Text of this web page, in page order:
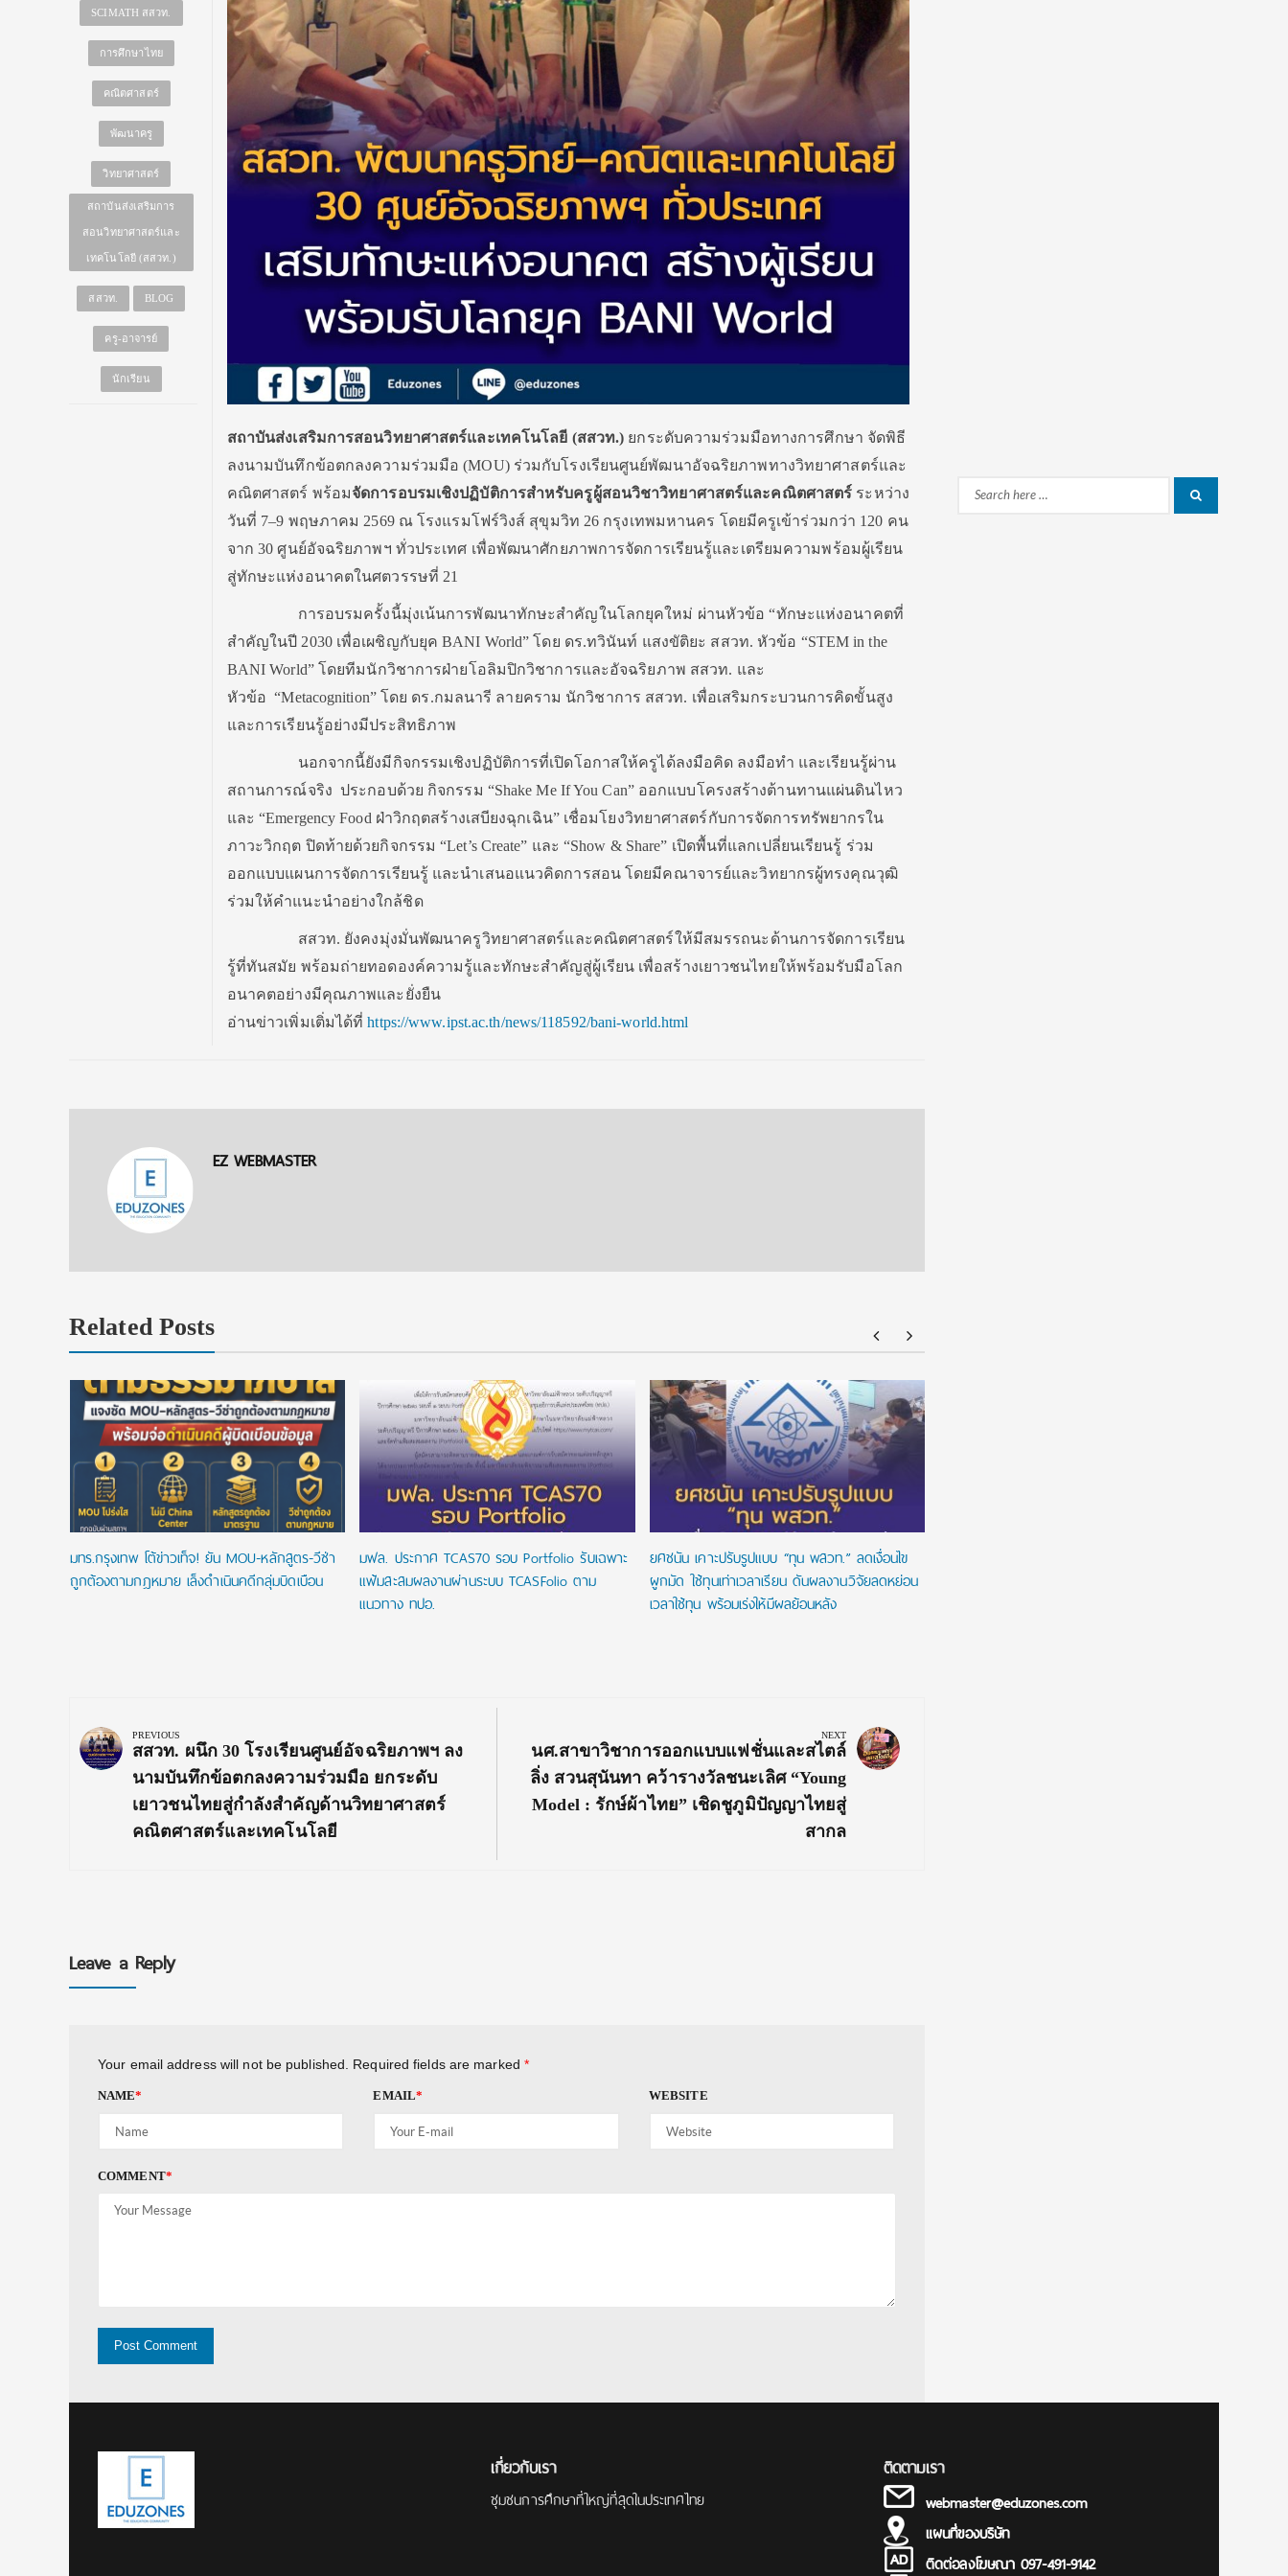
SCIMATH สสวท.
การศึกษาไทย
คณิตศาสตร์
พัฒนาครู
วิทยาศาสตร์
สถาบันส่งเสริมการ
สอนวิทยาศาสตร์และ
เทคโนโลยี (สสวท.)
สสวท. BLOG
ครู-อาจารย์
นักเรียน
สถาบันส่งเสริมการสอนวิทยาศาสตร์และเทคโนโลยี (สสวท.) ยกระดับความร่วมมือทางการศึกษา จัดพิธี
ลงนามบันทึกข้อตกลงความร่วมมือ (MOU) ร่วมกับโรงเรียนศูนย์พัฒนาอัจฉริยภาพทางวิทยาศาสตร์และ
คณิตศาสตร์ พร้อมจัดการอบรมเชิงปฏิบัติการสำหรับครูผู้สอนวิชาวิทยาศาสตร์และคณิตศาสตร์ ระหว่าง
วันที่ 7–9 พฤษภาคม 2569 ณ โรงแรมโฟร์วิงส์ สุขุมวิท 26 กรุงเทพมหานคร โดยมีครูเข้าร่วมกว่า 120 คน
จาก 30 ศูนย์อัจฉริยภาพฯ ทั่วประเทศ เพื่อพัฒนาศักยภาพการจัดการเรียนรู้และเตรียมความพร้อมผู้เรียน
สู่ทักษะแห่งอนาคตในศตวรรษที่ 21
การอบรมครั้งนี้มุ่งเน้นการพัฒนาทักษะสำคัญในโลกยุคใหม่ ผ่านหัวข้อ “ทักษะแห่งอนาคตที่
สำคัญในปี 2030 เพื่อเผชิญกับยุค BANI World” โดย ดร.ทวินันท์ แสงขัติยะ สสวท. หัวข้อ “STEM in the
BANI World” โดยทีมนักวิชาการฝ่ายโอลิมปิกวิชาการและอัจฉริยภาพ สสวท. และ
หัวข้อ “Metacognition” โดย ดร.กมลนารี ลายคราม นักวิชาการ สสวท. เพื่อเสริมกระบวนการคิดขั้นสูง
และการเรียนรู้อย่างมีประสิทธิภาพ
นอกจากนี้ยังมีกิจกรรมเชิงปฏิบัติการที่เปิดโอกาสให้ครูได้ลงมือคิด ลงมือทำ และเรียนรู้ผ่าน
สถานการณ์จริง ประกอบด้วย กิจกรรม “Shake Me If You Can” ออกแบบโครงสร้างต้านทานแผ่นดินไหว
และ “Emergency Food ฝ่าวิกฤตสร้างเสบียงฉุกเฉิน” เชื่อมโยงวิทยาศาสตร์กับการจัดการทรัพยากรใน
ภาวะวิกฤต ปิดท้ายด้วยกิจกรรม “Let’s Create” และ “Show & Share” เปิดพื้นที่แลกเปลี่ยนเรียนรู้ ร่วม
ออกแบบแผนการจัดการเรียนรู้ และนำเสนอแนวคิดการสอน โดยมีคณาจารย์และวิทยากรผู้ทรงคุณวุฒิ
ร่วมให้คำแนะนำอย่างใกล้ชิด
สสวท. ยังคงมุ่งมั่นพัฒนาครูวิทยาศาสตร์และคณิตศาสตร์ให้มีสมรรถนะด้านการจัดการเรียน
รู้ที่ทันสมัย พร้อมถ่ายทอดองค์ความรู้และทักษะสำคัญสู่ผู้เรียน เพื่อสร้างเยาวชนไทยให้พร้อมรับมือโลก
อนาคตอย่างมีคุณภาพและยั่งยืน
อ่านข่าวเพิ่มเติ่มได้ที่https://www.ipst.ac.th/news/118592/bani-world.html
EZ WEBMASTER
Related Posts
มทร.กรุงเทพ โต้ข่าวเท็จ! ยัน MOU-หลักสูตร-วีซ่า
ถูกต้องตามกฎหมาย เล็งดำเนินคดีกลุ่มบิดเบือน
มฟล. ประกาศ TCAS70 รอบ Portfolio รับเฉพาะ
แฟ้มสะสมผลงานผ่านระบบ TCASFolio ตาม
แนวทาง ทปอ.
ยศชนัน เคาะปรับรูปแบบ “ทุน พสวท.” ลดเงื่อนไข
ผูกมัด ใช้ทุนเท่าเวลาเรียน ดันผลงานวิจัยลดหย่อน
เวลาใช้ทุน พร้อมเร่งให้มีผลย้อนหลัง
navigation
PREVIOUS
Previous
Post:
สสวท. ผนึก 30 โรงเรียนศูนย์อัจฉริยภาพฯ ลง
นามบันทึกข้อตกลงความร่วมมือ ยกระดับ
เยาวชนไทยสู่กำลังสำคัญด้านวิทยาศาสตร์
คณิตศาสตร์และเทคโนโลยี
NEXT
Next
Post:
นศ.สาขาวิชาการออกแบบแฟชั่นและสไตล์
ลิ่ง สวนสุนันทา คว้ารางวัลชนะเลิศ “Young
Model : รักษ์ผ้าไทย” เชิดชูภูมิปัญญาไทยสู่
สากล
Leave a Reply
Your email address will not be published. Required fields are marked *
NAME* EMAIL* WEBSITE
COMMENT*
Search
เกี่ยวกับเรา
ชุมชนการศึกษาที่ใหญ่ที่สุดในประเทศไทย
ติดตามเรา
webmaster@eduzones.com
แผนที่ของบริษัท
ติดต่อลงโฆษณา 097-491-9142